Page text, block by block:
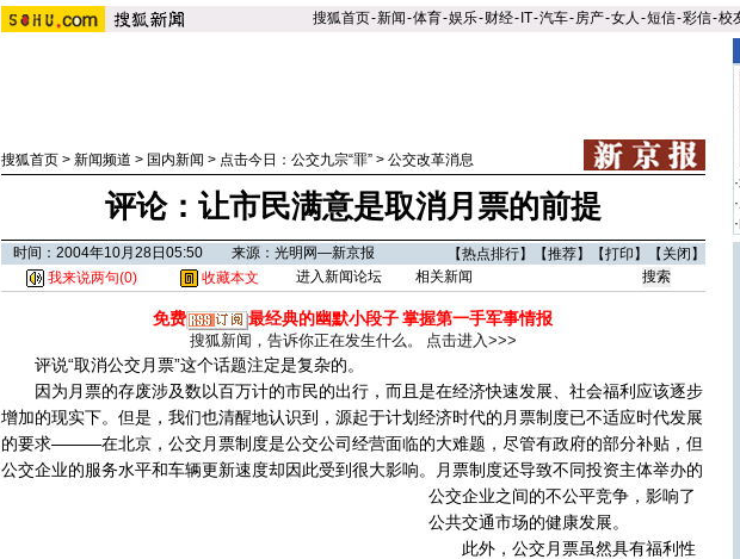
搜狐首页-新闻-体育-娱乐-财经- IT-汽车-房产-女人 -短信-彩信-校
搜狐首页> 新闻频道 > 国内新闻 > 点击今日：公交九宗“罪”> 公交改革消息
评论：让市民满意是取消月票的前提
时间：2004年10月28日05:50 来源：光明网—新京报 【热点排行】【推荐】【打印 】【 关闭 】
我来说两句(0) 收藏本文 进入新闻论坛 相关新闻
免费 最经典的幽默小段子掌握第一手军事情报
搜狐新闻，告诉你正在发生什么。 点击进入>>>
评说“取消公交月票”这个话题注定是复杂的。
因为月票的存废涉及数以百万计的市民的出行，而且是在经济快速发展、社会福利应该逐步
增加的现实下。但是，我们也清醒地认识到，源起于计划经济时代的月票制度已不适应时代发展
的要求———在北京，公交月票制度是公交公司经营面临的大难题，尽管有政府的部分补贴，但
公交企业的服务水平和车辆更新速度却因此受到很大影响。
月票制度还导致不同投资主体举办的
公交企业之间的不公平竞争，影响了
公共交通市场的健康发展。
此外，公交月票虽然具有福利性
·
·
·